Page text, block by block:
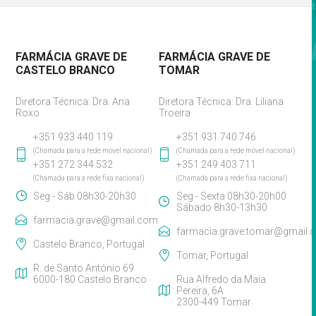
FARMÁCIA GRAVE DE
CASTELO BRANCO
Diretora Técnica: Dra. Ana
Roxo
+351 933 440 119
(Chamada para a rede móvel nacional)
+351 272 344 532
(Chamada para a rede fixa nacional)
Seg - Sáb 08h30-20h30
farmacia.grave@gmail.com
Castelo Branco, Portugal
R. de Santo António 69
6000-180 Castelo Branco
FARMÁCIA GRAVE DE
TOMAR
Diretora Técnica: Dra. Liliana
Troeira
+351 931 740 746
(Chamada para a rede móvel nacional)
+351 249 403 711
(Chamada para a rede fixa nacional)
Seg - Sexta 08h30-20h00
Sábado 8h30-13h30
Tomar, Portugal
Rua Alfredo da Maia
Pereira, 6A
2300-449 Tomar